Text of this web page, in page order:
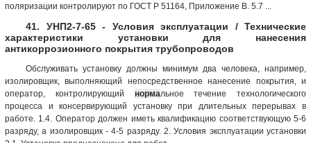
поляризации контролируют по ГОСТ Р 51164, Приложение В. 5.7 ...
41. УНП2-7-65 - Условия эксплуатации / Технические
характеристики установки для нанесения
антикоррозионного покрытия трубопроводов
Обслуживать установку должны минимум два человека, например,
изолировщик, выполняющий непосредственное нанесение покрытия, и
оператор, контролирующий нормальное течение технологического
процесса и консервирующий установку при длительных перерывах в
работе. 1.4. Оператор должен иметь квалификацию соответствующую 5-6
разряду, а изолировщик - 4-5 разряду. 2. Условия эксплуатации установки